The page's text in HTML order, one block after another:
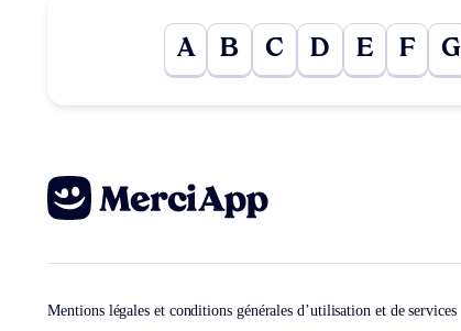
A B C D E F G
Mentions légales et conditions générales d’utilisation et de services